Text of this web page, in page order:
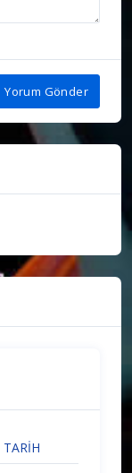
Yorum Gönder
TARIH